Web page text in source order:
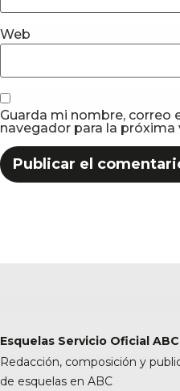
Web
Guarda mi nombre, correo
navegador para la próxima
Esquelas Servicio Oficial ABC
Redacción, composición y
de esquelas en ABC